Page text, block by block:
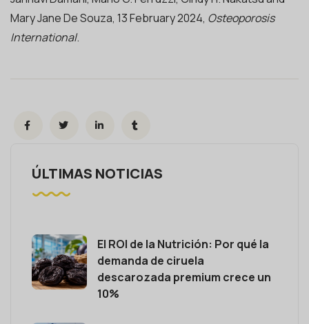
Mary Jane De Souza, 13 February 2024, Osteoporosis
International.
ÚLTIMAS NOTICIAS
El ROI de la Nutrición: Por qué la
demanda de ciruela
descarozada premium crece un
10%